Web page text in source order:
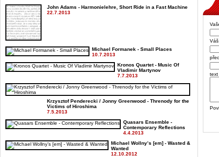
John Adams - Harmonielehre, Short Ride in a Fast Machine
22.7.2013
Michael Formanek - Small Places
10.7.2013
Kronos Quartet - Music Of
Vladimir Martynov
7.7.2013
Krzysztof Penderecki / Jonny Greenwood - Threnody for the
Victims of Hiroshima
7.5.2013
Quasars Ensemble -
Contemporary Reflections
4.4.2013
Michael Wollny’s [em] - Wasted &
Wanted
12.10.2012
text